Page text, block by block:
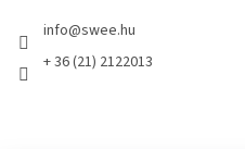
info@swee.hu
+ 36 (21) 2122013